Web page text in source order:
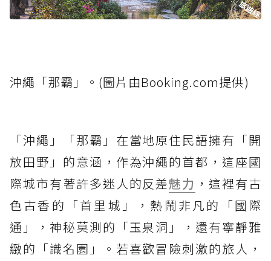
沖繩「那霸」。(圖片由Booking.com提供)
「沖繩」「那霸」在當地原住民語擁有「開
放田野」的意涵，作為沖繩的首都，這座國
際城市有著許多迷人的反差魅力 ，這裡有古
色古香的「首里城」，熱鬧非凡的「國際
通」，神秘莫測的「玉泉洞」，還有寧靜雅
緻的「識名園」。若喜歡冒險刺激的旅人，